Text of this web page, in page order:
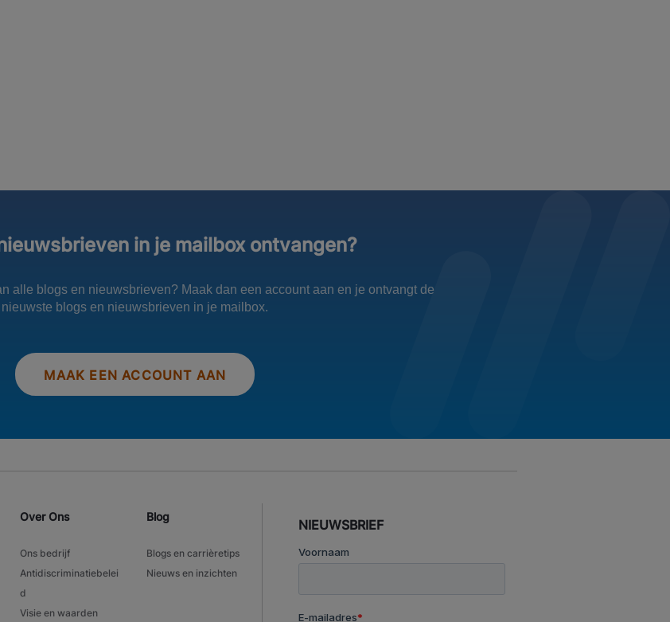
in je mailbox ontvangen?
alle blogs en nieuwsbrieven? Maak dan een account aan en je ontvangt de
nieuwste blogs en nieuwsbrieven in je mailbox.
MAAK EEN ACCOUNT AAN
Over Ons
Ons bedrijf
Antidiscriminatiebelei
d
Visie en waarden
Blog
Blogs en carrièretips
Nieuws en inzichten
NIEUWSBRIEF